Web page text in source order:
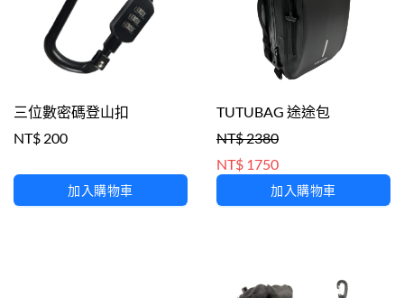
三位數密碼登山扣
NT$ 200
加入購物車
TUTUBAG 途途包
NT$ 2380
NT$ 1750
加入購物車